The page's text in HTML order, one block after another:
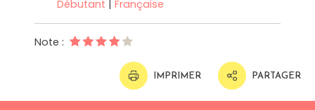
Débutant | Française
Note :
IMPRIMER PARTAGER